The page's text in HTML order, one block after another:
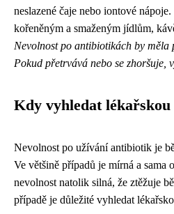
neslazené čaje nebo iontové
kořeněným a smaženým jídlům,
Nevolnost po antibiotikách by měla
Pokud přetrvává nebo se zhoršuje,
Kdy vyhledat lékařskou
Nevolnost po užívání antibiotik je
Ve většině případů je mírná a sama
nevolnost natolik silná, že ztěžuje
případě je důležité vyhledat